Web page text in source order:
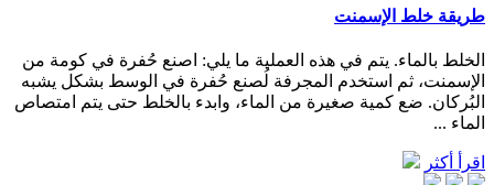
طريقة خلط الإسمنت
الخلط بالماء. يتم في هذه العملية ما يلي: اصنع حُفرة في كومة من
الإسمنت، ثم استخدم المجرفة لُصنع حُفرة في الوسط بشكل يشبه
البُركان. ضع كمية صغيرة من الماء، وابدء بالخلط حتى يتم امتصاص
الماء ...
اقرأ أكثر